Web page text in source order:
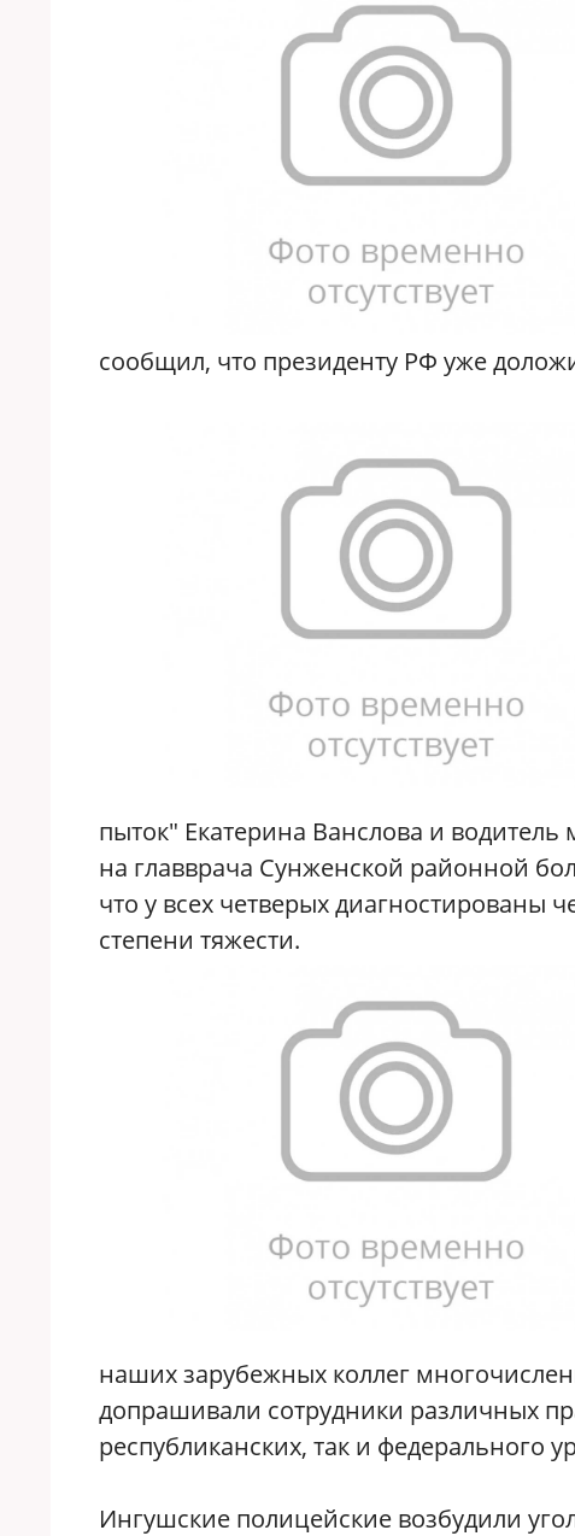
сообщил, что президенту РФ уже
пыток" Екатерина Ванслова и
на главврача Сунженской районной
что у всех четверых диагностированы
степени тяжести.
наших зарубежных коллег
допрашивали сотрудники различных
республиканских, так и федерального
Ингушские полицейские возбудили